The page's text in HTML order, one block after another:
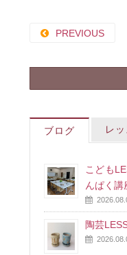
PREVIOUS
ブログ レ
こども
んぱく講
陶芸